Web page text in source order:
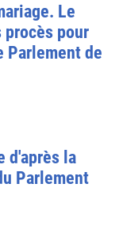
Le
pour
Parlement de
d'après la
Parlement